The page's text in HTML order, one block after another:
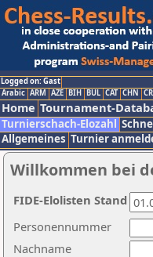
Logged on: Gast
Arabic ARM AZE BIH BUL CAT CHN
Home Tournament-
Turnierschach-Elozahl
Allgemeines Turnier
Willkommen bei
Nachname
Personennummer
FIDE-Elolisten Stand